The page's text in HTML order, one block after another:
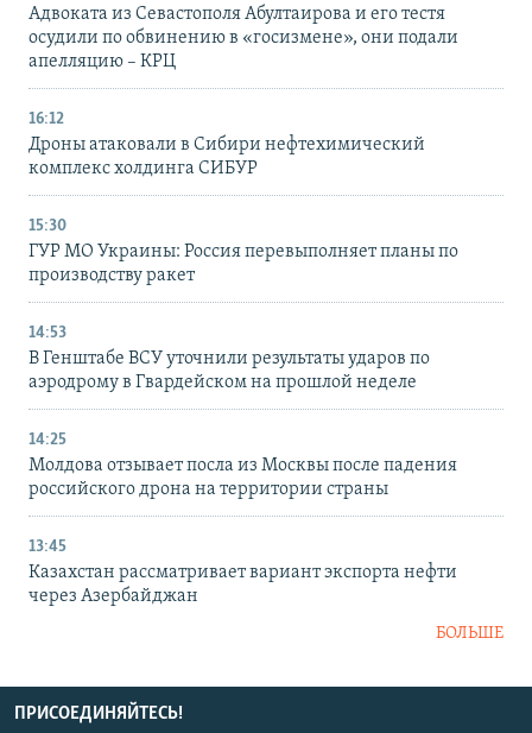
Адвоката из Севастополя Абултаирова и его тестя
осудили по обвинению в «госизмене», они подали
апелляцию – КРЦ
16:12
Дроны атаковали в Сибири нефтехимический
комплекс холдинга СИБУР
15:30
ГУР МО Украины: Россия перевыполняет планы по
производству ракет
14:53
В Генштабе ВСУ уточнили результаты ударов по
аэродрому в Гвардейском на прошлой неделе
14:25
Молдова отзывает посла из Москвы после падения
российского дрона на территории страны
13:45
Казахстан рассматривает вариант экспорта нефти
через Азербайджан
БОЛЬШЕ
ПРИСОЕДИНЯЙТЕСЬ!